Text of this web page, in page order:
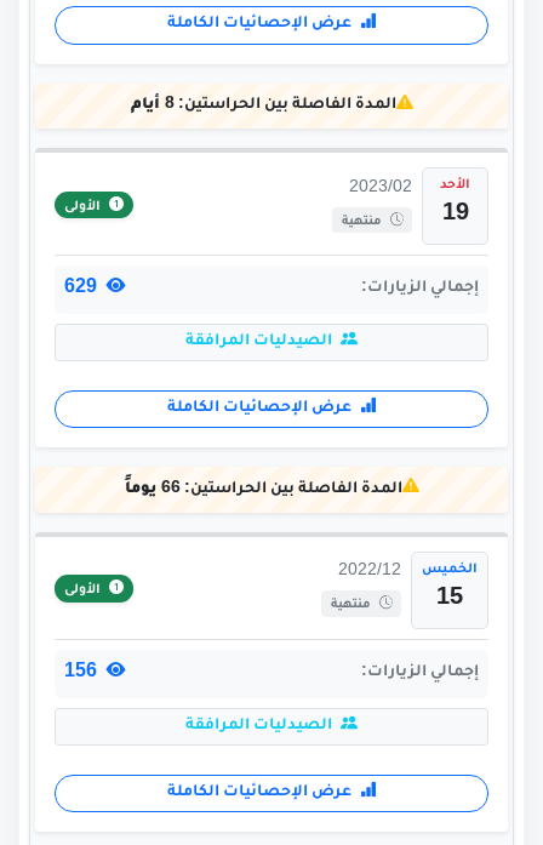
عرض الإحصائيات الكاملة
المدة الفاصلة بين الحراستين:8 أيام
الأحد
19
2023/02
منتهية
الأولى
إجمالي الزيارات:
الصيدليات المرافقة
عرض الإحصائيات الكاملة
المدة الفاصلة بين الحراستين:66 يوماً
الخميس
15
2022/12
منتهية
الأولى
إجمالي الزيارات:
الصيدليات المرافقة
عرض الإحصائيات الكاملة